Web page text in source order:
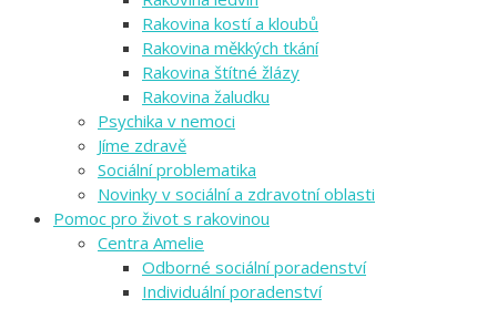
Rakovina kostí a kloubů
Rakovina měkkých tkání
Rakovina štítné žlázy
Rakovina žaludku
Psychika v nemoci
Jíme zdravě
Sociální problematika
Novinky v sociální a zdravotní oblasti
Pomoc pro život s rakovinou
Centra Amelie
Odborné sociální poradenství
Individuální poradenství